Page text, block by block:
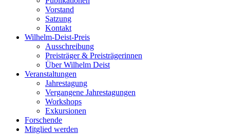
Vorstand
Satzung
Kontakt
Wilhelm-Deist-Preis
Ausschreibung
Preisträger & Preisträgerinnen
Über Wilhelm Deist
Veranstaltungen
Jahrestagung
Vergangene Jahrestagungen
Workshops
Exkursionen
Forschende
Mitglied werden